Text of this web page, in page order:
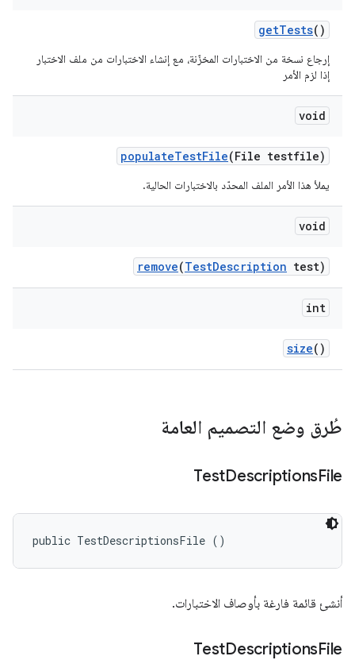
getTests()
إرجاع نسخة من الاختبارات المخزّنة، مع إنشاء الاختبارات من ملف الاختبار
إذا لزم الأمر
void
populateTestFile(File testfile)
يملأ هذا الأمر الملف المحدّد بالاختبارات الحالية.
void
remove(TestDescription test)
int
size()
طُرق وضع التصميم العامة
TestDescriptionsFile
public TestDescriptionsFile ()
أنشئ قائمة فارغة بأوصاف الاختبارات.
TestDescriptionsFile